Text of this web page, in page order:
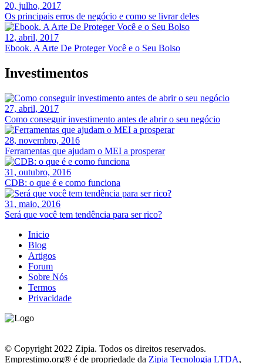
20, julho, 2017
Os principais erros de negócio e como se livrar deles
12, abril, 2017
Ebook. A Arte De Proteger Você e o Seu Bolso
Investimentos
27, abril, 2017
Como conseguir investimento antes de abrir o seu negócio
28, novembro, 2016
Ferramentas que ajudam o MEI a prosperar
31, outubro, 2016
CDB: o que é e como funciona
31, maio, 2016
Será que você tem tendência para ser rico?
Inicio
Blog
Artigos
Forum
Sobre Nós
Termos
Privacidade
© Copyright 2022 Zipia. Todos os direitos reservados.
Emprestimo.org® é de propriedade da Zipia Tecnologia LTDA,